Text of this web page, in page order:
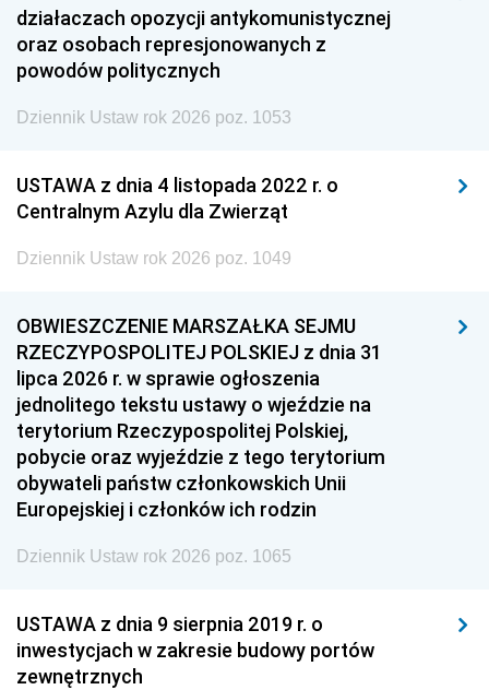
działaczach opozycji antykomunistycznej
oraz osobach represjonowanych z
powodów politycznych
Dziennik Ustaw rok 2026 poz. 1053
USTAWA z dnia 4 listopada 2022 r. o
Centralnym Azylu dla Zwierząt
Dziennik Ustaw rok 2026 poz. 1049
OBWIESZCZENIE MARSZAŁKA SEJMU
RZECZYPOSPOLITEJ POLSKIEJ z dnia 31
lipca 2026 r. w sprawie ogłoszenia
jednolitego tekstu ustawy o wjeździe na
terytorium Rzeczypospolitej Polskiej,
pobycie oraz wyjeździe z tego terytorium
obywateli państw członkowskich Unii
Europejskiej i członków ich rodzin
Dziennik Ustaw rok 2026 poz. 1065
USTAWA z dnia 9 sierpnia 2019 r. o
inwestycjach w zakresie budowy portów
zewnętrznych